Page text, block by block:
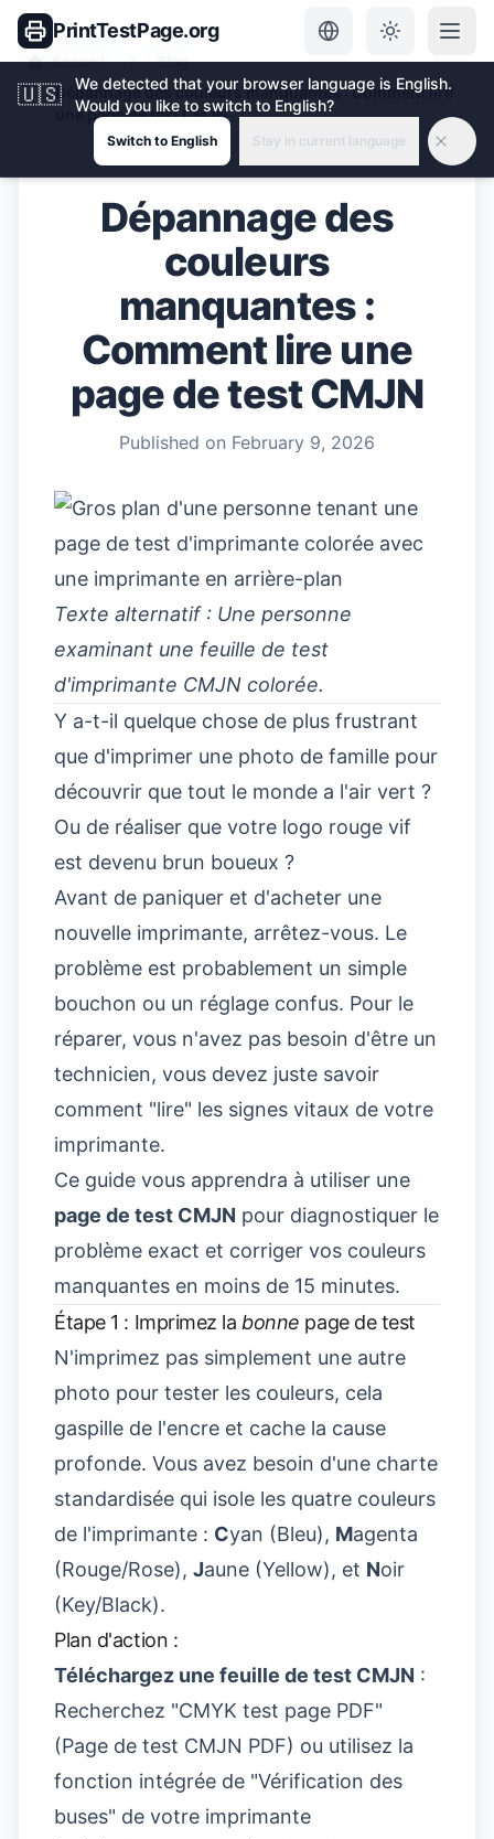
PrintTestPage.org
🇺🇸
We detected that your browser language is English.
Would you like to switch to English?
Switch to English Stay in current language
Accueil
Blog
Dépannage des couleurs manquantes : Comment lire
une page de test CMJN
Dépannage des
couleurs
manquantes :
Comment lire une
page de test CMJN
Published on February 9, 2026
Texte alternatif : Une personne
examinant une feuille de test
d'imprimante CMJN colorée.
Y a-t-il quelque chose de plus frustrant
que d'imprimer une photo de famille pour
découvrir que tout le monde a l'air vert ?
Ou de réaliser que votre logo rouge vif
est devenu brun boueux ?
Avant de paniquer et d'acheter une
nouvelle imprimante, arrêtez-vous. Le
problème est probablement un simple
bouchon ou un réglage confus. Pour le
réparer, vous n'avez pas besoin d'être un
technicien, vous devez juste savoir
comment "lire" les signes vitaux de votre
imprimante.
Ce guide vous apprendra à utiliser une
page de test CMJN pour diagnostiquer le
problème exact et corriger vos couleurs
manquantes en moins de 15 minutes.
Étape 1 : Imprimez la bonne page de test
N'imprimez pas simplement une autre
photo pour tester les couleurs, cela
gaspille de l'encre et cache la cause
profonde. Vous avez besoin d'une charte
standardisée qui isole les quatre couleurs
de l'imprimante : Cyan (Bleu), Magenta
(Rouge/Rose), Jaune (Yellow), et Noir
(Key/Black).
Plan d'action :
Téléchargez une feuille de test CMJN :
Recherchez "CMYK test page PDF"
(Page de test CMJN PDF) ou utilisez la
fonction intégrée de "Vérification des
buses" de votre imprimante